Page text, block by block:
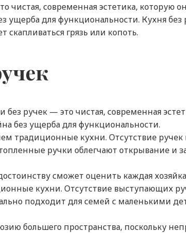
современная эстетика, которую
для функциональности. Кухня
скапливаться грязь или копоть.
ручек — это чистая, современная
без ущерба для функциональности.
традиционные кухни. Отсутствие
ручки облегчают открывание
сможет оценить каждая
кухни. Отсутствие выступающих
подходит для семей с маленькими
большего пространства, поскольку